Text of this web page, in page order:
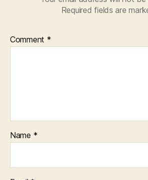
Required fields are
Comment *
Name *